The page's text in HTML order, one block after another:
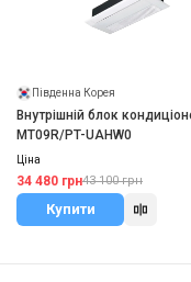
Південна Корея
Внутрішній блок
MT09R/PT-UAHW0
Ціна
34 480 грн43 100 грн
Купити